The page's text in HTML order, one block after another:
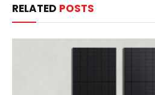
RELATED POSTS